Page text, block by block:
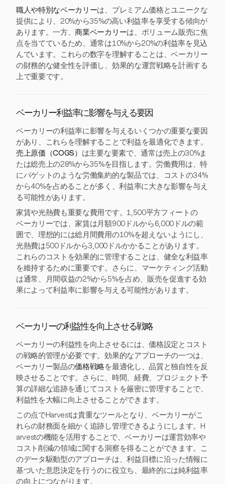
職人や特別なベーカリーは、プレミアム価格とユニークな
提供により、20%から35%の高い利益率を享受する傾向が
あります。一方、商業ベーカリーは、ボリューム販売に焦
点を当てているため、通常は10%から20%の利益率を見込
んでいます。これらの数字を理解することは、ベーカリー
の財務的な健全性を評価し、効果的な運営戦略を計画する
上で重要です。
ベーカリー利益率に影響を与える要因
ベーカリーの利益率に影響を与えるいくつかの重要な要因
があり、これらを理解することで利益を最適化できます。
売上原価（COGS） は主要な要素で、通常は売上の30%ま
たは総売上の28%から35%を目指します。労働費用は、特
にバゲットのような労働集約的な製品では、コストの34%
から40%を占めることが多く、利益率に大きな影響を与え
る可能性があります。
家賃や光熱費も重要な費用です。1,500平方フィートの
ベーカリーでは、家賃は月額900ドルから6,000ドルの範
囲で、理想的には総月間費用の10%を超えないようにし、
光熱費は500ドルから3,000ドルかかることがあります。
これらのコストを効果的に管理することは、健全な利益率
を維持するために重要です。さらに、マーケティング活動
は通常、月間収益の2%から5%を占め、販売を促進する効
果によって利益率に影響を与える可能性があります。
ベーカリーの利益性を向上させる戦略
ベーカリーの利益性を向上させるには、価格設定とコスト
の戦略的管理が必要です。効果的なアプローチの一つは、
ベーカリー製品の価格戦略を最適化し、品質と独自性を反
映させることです。さらに、時間、経費、プロジェクト予
算の詳細な追跡を通じてコストを厳密に管理することで、
利益性を大幅に向上させることができます。
この点でHarvestは貴重なツールとなり、ベーカリーがこ
れらの財務面を細かく追跡し管理できるようにします。H
arvestの機能を活用することで、ベーカリーは運営効率や
コスト削減の領域に関する洞察を得ることができます。こ
のデータ駆動型のアプローチは、利益目標に沿った情報に
基づいた意思決定を行うのに役立ち、最終的には純利益率
の向上につながります。